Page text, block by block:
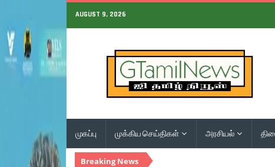
AUGUST 9, 2026
முகப்பு முக்கிய செய்திகள் அரசியல்
Breaking News